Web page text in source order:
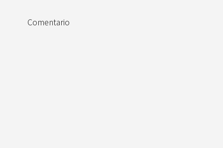
Comentario